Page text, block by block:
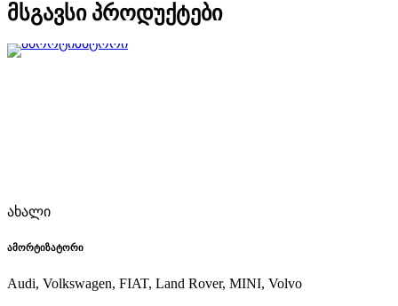
მსგავსი პროდუქტები
ახალი
ამორტიზატორი
Audi, Volkswagen, FIAT, Land Rover, MINI, Volvo